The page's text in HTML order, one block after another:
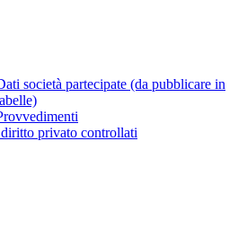
società partecipate (da pubblicare in
privato controllati